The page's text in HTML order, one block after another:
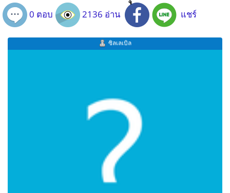
0 ตอบ 2136 อ่าน แชร์
ซิลเลเบิล